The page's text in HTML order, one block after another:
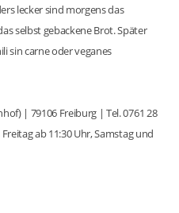
lecker sind morgens das
selbst gebackene Brot. Später
sin carne oder veganes
| 79106 Freiburg | Tel. 0761 28
ab 11:30 Uhr, Samstag und